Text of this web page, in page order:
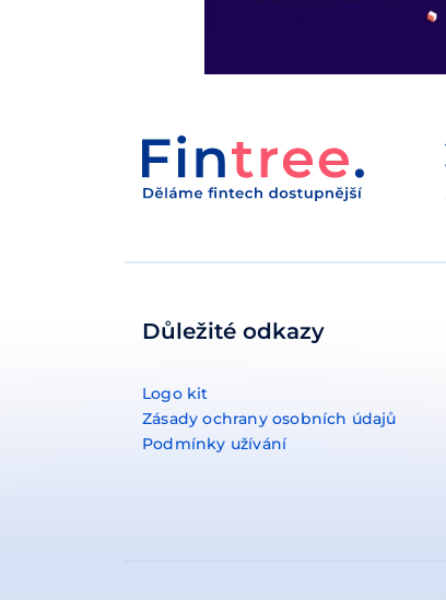
Důležité odkazy
Logo kit
Zásady ochrany osobních údajů
Podmínky užívání